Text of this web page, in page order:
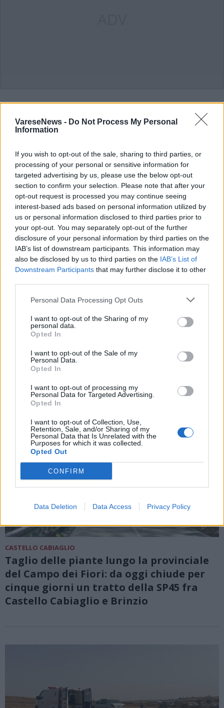
VareseNews - Do Not Process My Personal
Information
If you wish to opt-out of the sale, sharing to third parties, or
processing of your personal or sensitive information for
targeted advertising by us, please use the below opt-out
section to confirm your selection. Please note that after your
opt-out request is processed you may continue seeing
interest-based ads based on personal information utilized by
us or personal information disclosed to third parties prior to
your opt-out. You may separately opt-out of the further
disclosure of your personal information by third parties on the
IAB’s list of downstream participants. This information may
also be disclosed by us to third parties on the IAB’s List of
Downstream Participants that may further disclose it to other
Personal Data Processing Opt Outs
I want to opt-out of the Sharing of my
personal data.
Opted In
I want to opt-out of the Sale of my
Personal Data.
Opted In
I want to opt-out of processing my
Personal Data for Targeted Advertising.
Opted In
I want to opt-out of Collection, Use,
Retention, Sale, and/or Sharing of my
Personal Data that Is Unrelated with the
Purposes for which it was collected.
Opted Out
CONFIRM
Data Deletion Data Access Privacy Policy
ALTRE NOTIZIE DI AZZIO
Chiude ad Azzio la provinciale 45 per i
lavori del sottopasso: viabilità
modificata fino al 12 agosto
CASTELLO CABIAGLIO
Taglio delle piante lungo la provinciale
del Campo dei Fiori: da oggi chiude per
cinque giorni un tratto della SP45 fra
Castello Cabiaglio e Brinzio